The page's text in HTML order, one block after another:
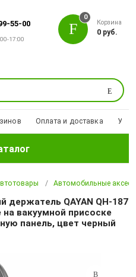
55-00
17:00
Поиск
0
Корзина
0 руб.
Оплата и доставка
Автомобильные
QAYAN QH-187
вакуумной присоске
панель, цвет черный